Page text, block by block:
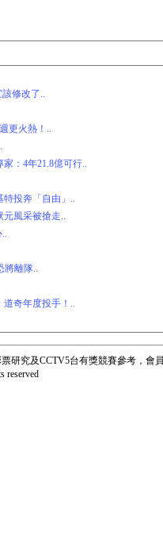
修改了..
更火熱！..
：4年21.8億可行..
投奔「自由」..
風采被搶走..
將離隊..
奇年度投手！..
研究及CCTV5台有獎競賽參考，
reserved